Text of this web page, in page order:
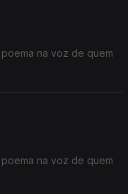
na voz de quem
na voz de quem